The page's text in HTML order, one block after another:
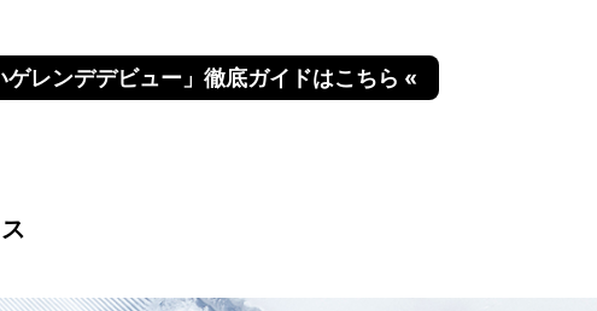
ゲレンデデビュー」徹底ガイドはこちら «